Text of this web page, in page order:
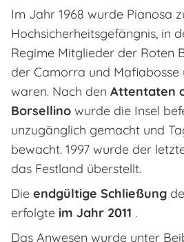
Im Jahr 1968 wurde Pianosa
Hochsicherheitsgefängnis, in
Regime Mitglieder der Roten
der Camorra und
waren. Nach den Attentaten
Borsellino wurde die Insel
unzugänglich gemacht und
bewacht. 1997 wurde der
das Festland überstellt.
Die endgültige Schließung
erfolgte im Jahr 2011 .
Das Anwesen wurde unter